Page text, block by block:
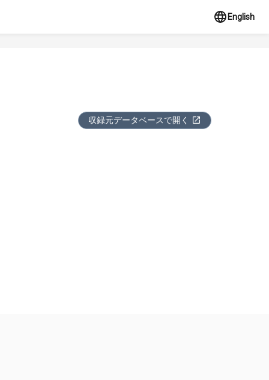
English
収録元データベースで開く